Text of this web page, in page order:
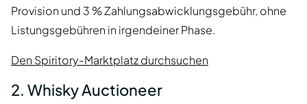
Provision und 3 % Zahlungsabwicklungsgebühr, ohne
Listungsgebühren in irgendeiner Phase.
Den Spiritory-Marktplatz durchsuchen
2. Whisky Auctioneer